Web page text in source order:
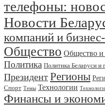
телефоны:
Новости
компаний и
Общество Общество и
Политика Политика Беларуси и
ПрезидентРегионы
Спорт Темы Технологии
Финансы и